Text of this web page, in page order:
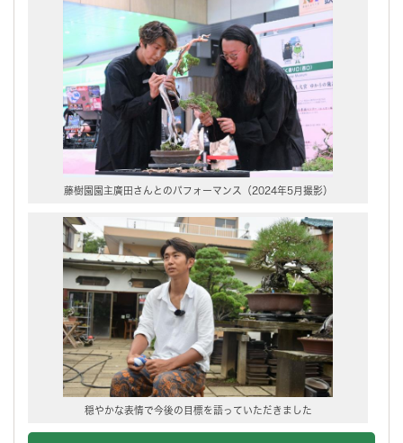
藤樹園園主廣田さんとのパフォーマンス（2024年5月撮影）
穏やかな表情で今後の目標を語っていただきました